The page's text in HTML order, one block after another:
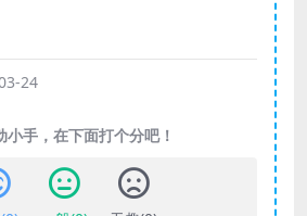
24
手，在下面打个分吧！